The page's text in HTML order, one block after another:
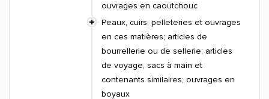
ouvrages en caoutchouc
Peaux, cuirs, pelleteries et ouvrages
en ces matières; articles de
bourrellerie ou de sellerie; articles
de voyage, sacs à main et
contenants similaires; ouvrages en
boyaux